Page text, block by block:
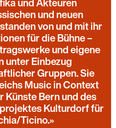
und neuen
von und mit ihr
für die Bühne –
und eigene
unter Einbezug
Gruppen. Sie
Music in Context
Künste Bern und des
Kulturdorf für
Ticino.